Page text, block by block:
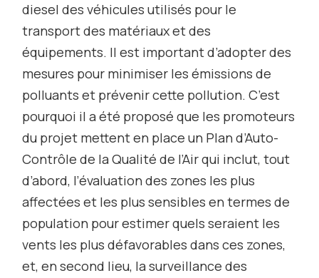
diesel des véhicules utilisés pour le
transport des matériaux et des
équipements. Il est important d’adopter des
mesures pour minimiser les émissions de
polluants et prévenir cette pollution. C’est
pourquoi il a été proposé que les promoteurs
du projet mettent en place un Plan d’Auto-
Contrôle de la Qualité de l’Air qui inclut, tout
d’abord, l’évaluation des zones les plus
affectées et les plus sensibles en termes de
population pour estimer quels seraient les
vents les plus défavorables dans ces zones,
et, en second lieu, la surveillance des